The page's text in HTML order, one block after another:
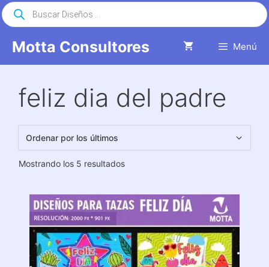
Saltar
al
Motta Consultores Menú
Búsqueda
de
productos
feliz dia del padre
Mostrando los 5 resultadosOrdenado
últimos